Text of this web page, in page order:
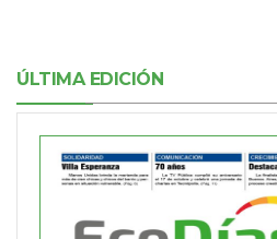
ÚLTIMA EDICIÓN